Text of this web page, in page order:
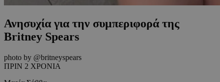
Ανησυχία για την συμπεριφορά της
Britney Spears
photo by @britneyspears
ΠΡΙΝ 2 ΧΡΟΝΙΑ